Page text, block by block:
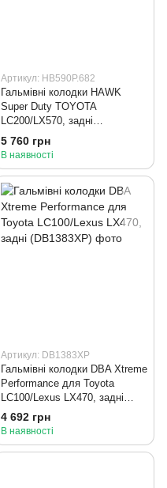
Артикул: HB590P.682
Гальмівні колодки HAWK
Super Duty TOYOTA
LC200/LX570, задні
(HB590P.682)
5 760 грн
В наявності
Артикул: DB1383XP
Гальмівні колодки DBA Xtreme
Performance для Toyota
LC100/Lexus LX470, задні
(DB1383XP)
4 692 грн
В наявності